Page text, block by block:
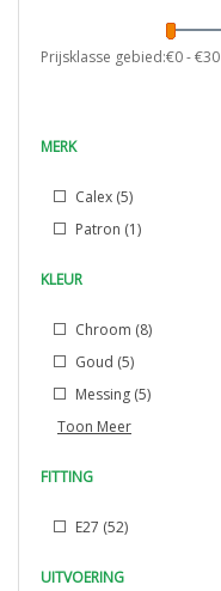
Prijsklasse gebied:€0- €30
MERK
Calex (5)
Patron (1)
KLEUR
Chroom (8)
Goud (5)
Messing (5)
Toon Meer
FITTING
E27 (52)
UITVOERING